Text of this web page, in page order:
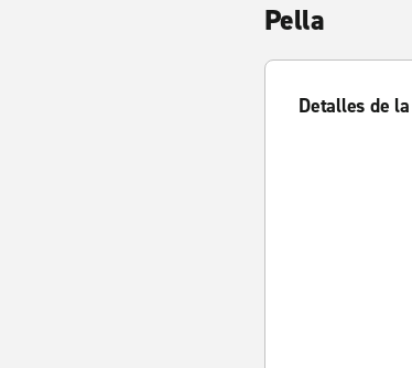
Pella
Detalles de